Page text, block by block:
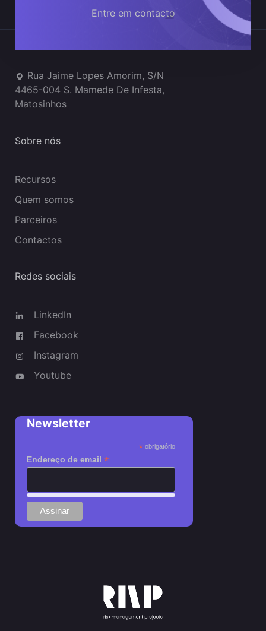
Entre em contacto
Rua Jaime Lopes Amorim, S/N
4465-004 S. Mamede De Infesta,
Matosinhos
Sobre nós
Recursos
Quem somos
Parceiros
Contactos
Redes sociais
LinkedIn
Facebook
Instagram
Youtube
Newsletter
*obrigatório
Endereço de email *